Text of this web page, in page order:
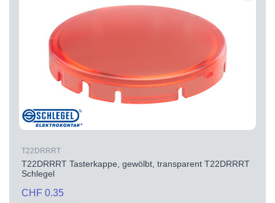
T22DRRRT
T22DRRRT Tasterkappe, gewölbt, transparent T22DRRRT
Schlegel
CHF 0.35